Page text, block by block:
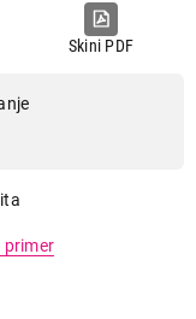
Skini PDF
primer